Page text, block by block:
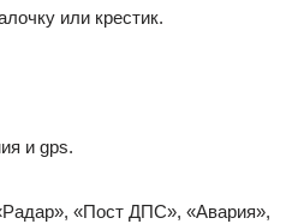
или крестик.
и gps.
«Пост ДПС», «Авария»,